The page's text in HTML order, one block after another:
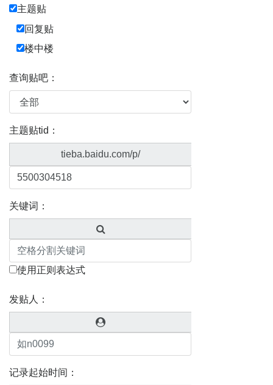
主题贴
回复贴
楼中楼
查询贴吧：
主题贴tid：
tieba.baidu.com/p/
关键词：
使用正则表达式
发贴人：
记录起始时间：